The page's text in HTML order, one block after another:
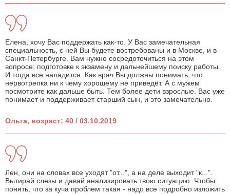
Елена, хочу Вас поддержать как-то. У Вас замечательная
специальность, с ней Вы будете востребованы и в Москве, и в
Санкт-Петербурге. Вам нужно сосредоточиться на этом
вопросе: подготовке к экзамену и дальнейшему поиску работы.
И тогда все наладится. Как врач Вы должны понимать, что
нервотрепка ни к чему хорошему не приведёт. А с мужем
посмотрите как дальше быть. Тем более дети взрослые. Вас уже
понимает и поддерживает старший сын, и это замечательно.
Ольга, возраст: 40 / 03.10.2019
Лен, они на словах все уходят "от...", а на деле выходит "к...".
Вытирай слезы и давай анализировать твою ситуацию. Чтобы
понять, что за куча проблем такая - надо все подробно изложить